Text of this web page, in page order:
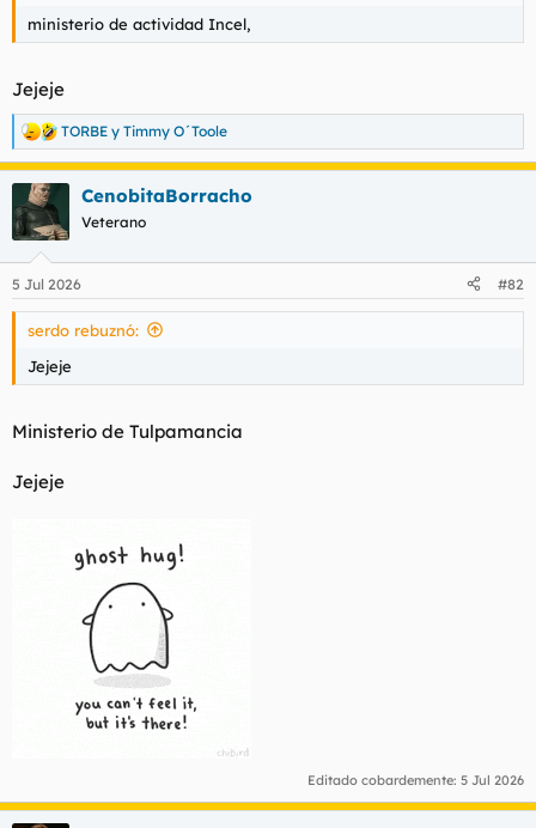
ministerio de actividad Incel,
Jejeje
R
e
a
c
i
e
s
TORBE y Timmy O´Toole
CenobitaBorracho
Veterano
5 Jul 2026 #82
serdo rebuznó:
Jejeje
Ministerio de Tulpamancia
Jejeje
Editado cobardemente: 5 Jul 2026